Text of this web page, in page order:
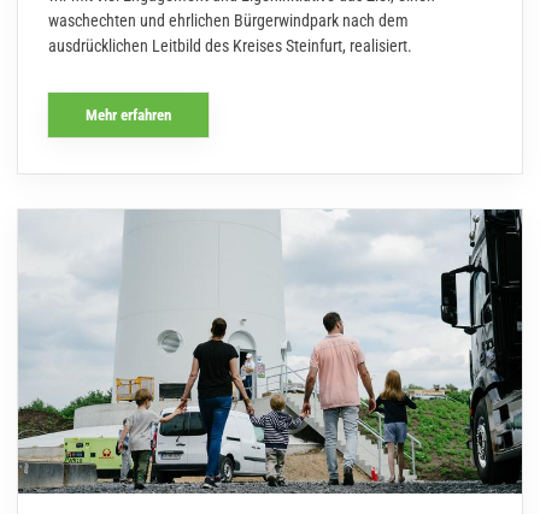
waschechten und ehrlichen Bürgerwindpark nach dem
ausdrücklichen Leitbild des Kreises Steinfurt, realisiert.
Mehr erfahren